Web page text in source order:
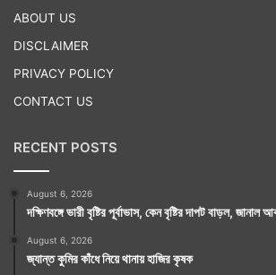
ABOUT US
DISCLAIMER
PRIVACY POLICY
CONTACT US
RECENT POSTS
August 6, 2026
দক্ষিণবঙ্গে ভারী বৃষ্টির পূর্বাভাস, কেন বৃষ্টির দাপট বাড়ল, জানাল
August 6, 2026
জ্যান্ত কুমির কাঁধে নিয়ে থানায় হাজির কৃষক